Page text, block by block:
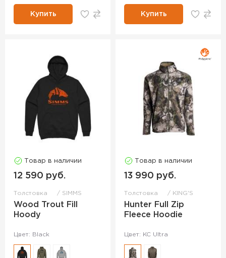
Купить Купить
Товар в наличии
12 590 руб.
Толстовка SIMMS
Wood Trout Fill
Hoody
Цвет: Black
Товар в наличии
13 990 руб.
Толстовка KING'S
Hunter Full Zip
Fleece Hoodie
Цвет: KC Ultra